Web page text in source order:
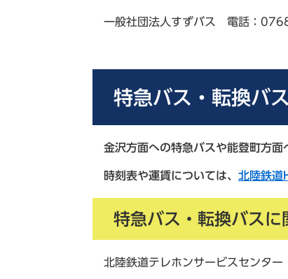
一般社団法人すずバス 電話：
特急バス・転換バス
金沢方面への特急バスや能登町方面
時刻表や運賃については、 北陸鉄道
特急バス・転換バスに
北陸鉄道テレホンサービスセン